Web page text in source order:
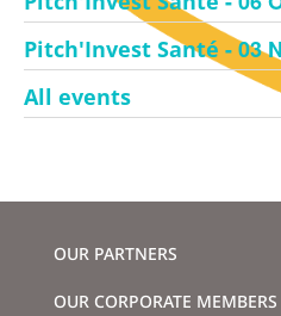
Pitch'Invest Santé - 03
All events
OUR PARTNERS
OUR CORPORATE MEMBERS